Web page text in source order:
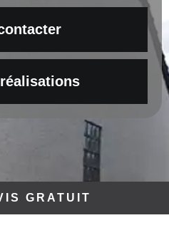
GRATUIT